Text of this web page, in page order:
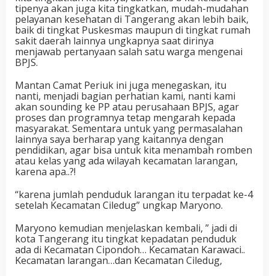
tipenya akan juga kita tingkatkan, mudah-mudahan
pelayanan kesehatan di Tangerang akan lebih baik,
baik di tingkat Puskesmas maupun di tingkat rumah
sakit daerah lainnya ungkapnya saat dirinya
menjawab pertanyaan salah satu warga mengenai
BPJS.
Mantan Camat Periuk ini juga menegaskan, itu
nanti, menjadi bagian perhatian kami, nanti kami
akan sounding ke PP atau perusahaan BPJS, agar
proses dan programnya tetap mengarah kepada
masyarakat. Sementara untuk yang permasalahan
lainnya saya berharap yang kaitannya dengan
pendidikan, agar bisa untuk kita menambah romben
atau kelas yang ada wilayah kecamatan larangan,
karena apa..?!
“karena jumlah penduduk larangan itu terpadat ke-4
setelah Kecamatan Ciledug” ungkap Maryono.
Maryono kemudian menjelaskan kembali, ” jadi di
kota Tangerang itu tingkat kepadatan penduduk
ada di Kecamatan Cipondoh… Kecamatan Karawaci..
Kecamatan larangan…dan Kecamatan Ciledug,